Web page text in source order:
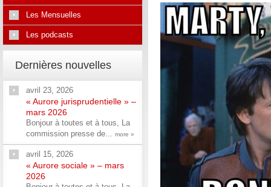
Les Mensuelles
Les podcasts
Dernières nouvelles
avril 23, 2026
« Aurore jurisprudentielle » –
mars 2026
Bonjour à toutes et à tous, La
commission presse de... more »
avril 15, 2026
« Aurore sociale » – mars
2026